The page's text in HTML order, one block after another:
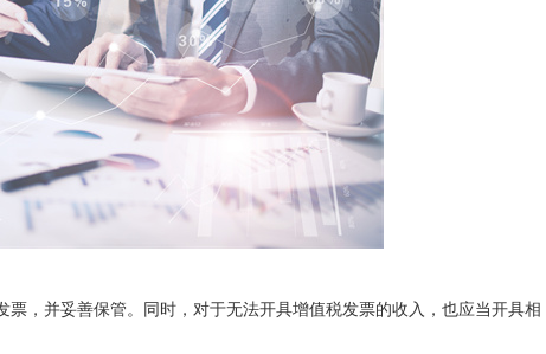
，并妥善保管。同时，对于无法开具增值税发票的收入，也应当开具相